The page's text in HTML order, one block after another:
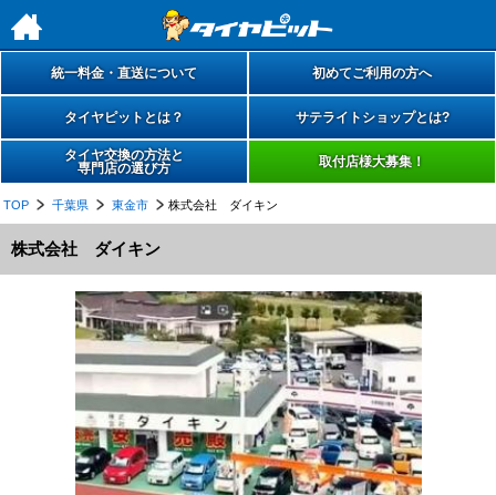
h
統一料金・直送について 初めてご利用の方へ
タイヤピットとは？ サテライトショップとは?
タイヤ交換の方法と
専門店の選び方
取付店様大募集！
TOP 千葉県 東金市 株式会社 ダイキン
株式会社 ダイキン